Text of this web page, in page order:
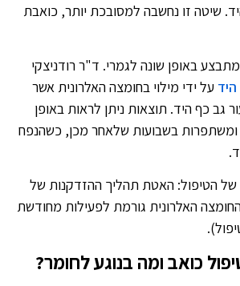
שיטה זו נחשבה למסובכת יותר, כואבת
באופן שונה לגמרי. ד"ר רודניצקי
על ידי מילוי בחומצה האלרונית אשר
גב כף היד. תוצאות ניתן לראות באופן
ומשתפרות בשבועות שלאחר מכן, כשהנפח
של הטיפול: האטת תהליך ההזדקנות של
האלרונית גורמת לפעילות מחודשת
כואב ומה בנוגע לחומר?